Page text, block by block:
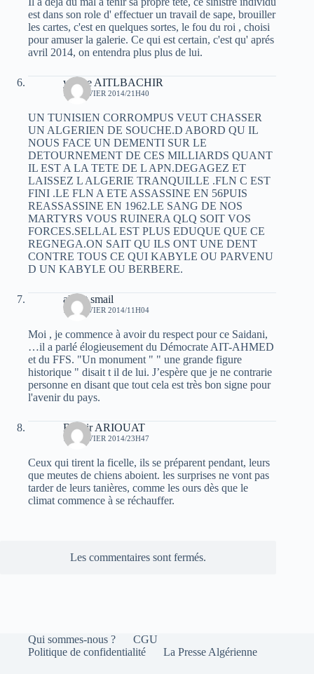
est dans son role d' effectuer un travail de sape, brouiller
les cartes, c'est en quelques sortes, le fou du roi , choisi
pour amuser la galerie. Ce qui est certain, c'est qu' aprés
avril 2014, on entendra plus plus de lui.
yacine AITLBACHIR
13 JANVIER 2014/21H40
UN TUNISIEN CORROMPUS VEUT CHASSER
UN ALGERIEN DE SOUCHE.D ABORD QU IL
NOUS FACE UN DEMENTI SUR LE
DETOURNEMENT DE CES MILLIARDS QUANT
IL EST A LA TETE DE L APN.DEGAGEZ ET
LAISSEZ L ALGERIE TRANQUILLE .FLN C EST
FINI .LE FLN A ETE ASSASSINE EN 56PUIS
REASSASSINE EN 1962.LE SANG DE NOS
MARTYRS VOUS RUINERA QLQ SOIT VOS
FORCES.SELLAL EST PLUS EDUQUE QUE CE
REGNEGA.ON SAIT QU ILS ONT UNE DENT
CONTRE TOUS CE QUI KABYLE OU PARVENU
D UN KABYLE OU BERBERE.
albert smail
14 JANVIER 2014/11H04
Moi , je commence à avoir du respect pour ce Saidani,
…il a parlé élogieusement du Démocrate AIT-AHMED
et du FFS. "Un monument " " une grande figure
historique " disait t il de lui. J’espère que je ne contrarie
personne en disant que tout cela est très bon signe pour
l'avenir du pays.
Bachir ARIOUAT
14 JANVIER 2014/23H47
Ceux qui tirent la ficelle, ils se préparent pendant, leurs
que meutes de chiens aboient. les surprises ne vont pas
tarder de leurs tanières, comme les ours dès que le
climat commence à se réchauffer.
Les commentaires sont fermés.
Qui sommes-nous ?
CGU
Politique de confidentialité
La Presse Algérienne